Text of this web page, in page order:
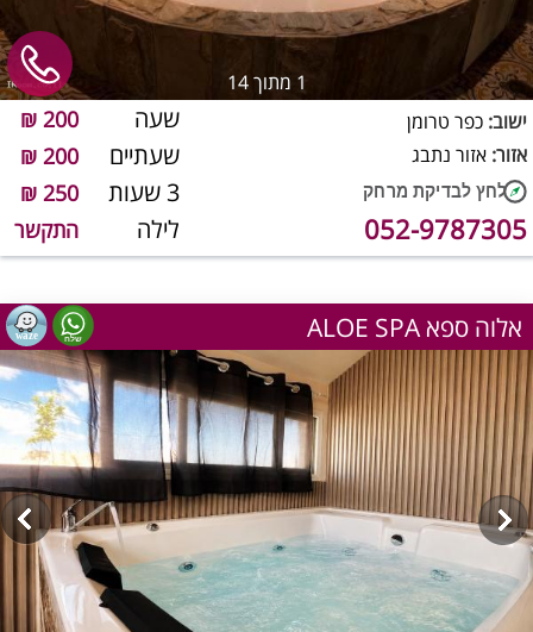
1 מתוך 14
שעה 200 ₪
שעתיים 200 ₪
3 שעות 250 ₪
לילה התקשר
ישוב: כפר טרומן
אזור: אזור נתבג
052-9787305
ALOE SPA אלוה ספא